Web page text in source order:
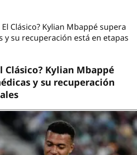
Clásico? Kylian Mbappé supera
y su recuperación está en etapas
Clásico? Kylian Mbappé
y su recuperación